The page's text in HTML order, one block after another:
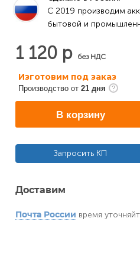
C 2019 производим
бытовой и
1 120 р без НДС
Изготовим под заказ
Производство от 21 дня
В корзину
Запросить КП
Доставим
Почта России время